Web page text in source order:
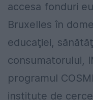
accesa fonduri
Bruxelles în
educaţiei,
consumatorului,
programul
institute de